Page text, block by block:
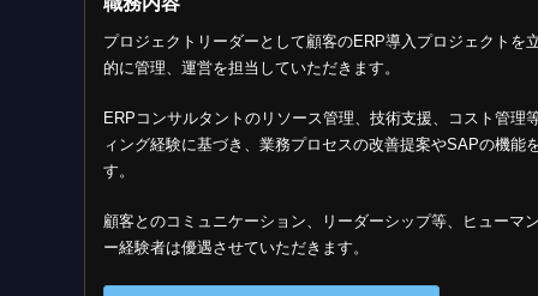
プロジェクトリーダーとして顧客のERP導入プロジェクト
的に管理、運営を担当していただきます。
ERPコンサルタントのリソース管理、技術支援、コスト管
ィング経験に基づき、業務プロセスの改善提案やSAPの機
す。
顧客とのコミュニケーション、リーダーシップ等、ヒューマ
ー経験者は優遇させていただきます。